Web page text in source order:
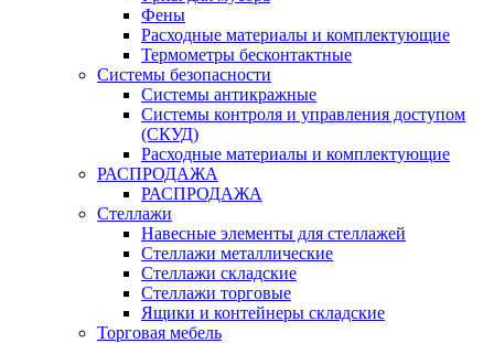
Фены
Расходные материалы и комплектующие
Термометры бесконтактные
Системы безопасности
Системы антикражные
Системы контроля и управления доступом
(СКУД)
Расходные материалы и комплектующие
РАСПРОДАЖА
РАСПРОДАЖА
Стеллажи
Навесные элементы для стеллажей
Стеллажи металлические
Стеллажи складские
Стеллажи торговые
Ящики и контейнеры складские
Торговая мебель